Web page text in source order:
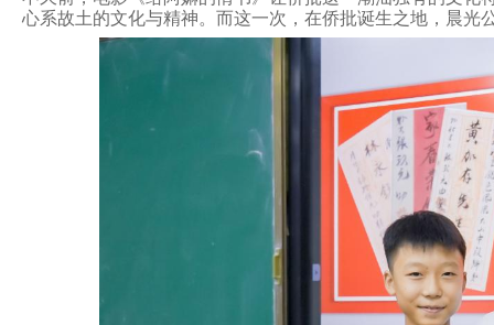
心系故土的文化与精神。而这一次，在侨批诞生之地，晨